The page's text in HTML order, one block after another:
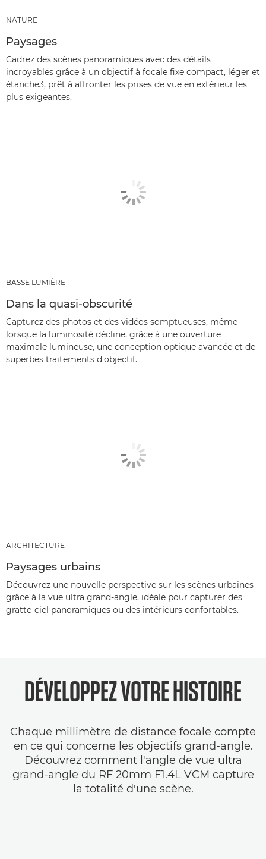
NATURE
Paysages
Cadrez des scènes panoramiques avec des détails
incroyables grâce à un objectif à focale fixe compact, léger et
étanche3, prêt à affronter les prises de vue en extérieur les
plus exigeantes.
BASSE LUMIÈRE
Dans la quasi-obscurité
Capturez des photos et des vidéos somptueuses, même
lorsque la luminosité décline, grâce à une ouverture
maximale lumineuse, une conception optique avancée et de
superbes traitements d'objectif.
ARCHITECTURE
Paysages urbains
Découvrez une nouvelle perspective sur les scènes urbaines
grâce à la vue ultra grand-angle, idéale pour capturer des
gratte-ciel panoramiques ou des intérieurs confortables.
DÉVELOPPEZ VOTRE HISTOIRE
Chaque millimètre de distance focale compte
en ce qui concerne les objectifs grand-angle.
Découvrez comment l'angle de vue ultra
grand-angle du RF 20mm F1.4L VCM capture
la totalité d'une scène.